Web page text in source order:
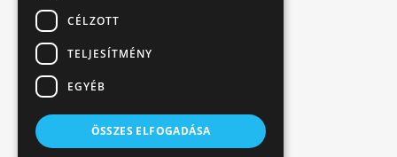
CÉLZOTT
TELJESÍTMÉNY
EGYÉB
ÖSSZES ELFOGADÁSA